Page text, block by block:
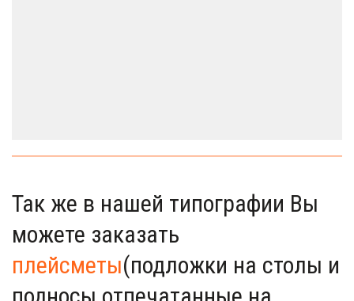
Так же в нашей типографии Вы
плейсметы(подложки на столы и